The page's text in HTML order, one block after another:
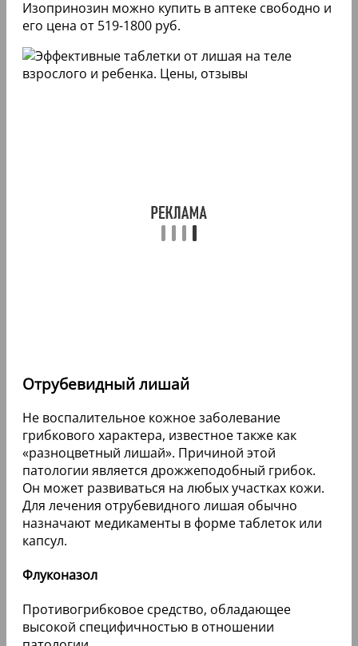
Изопринозин можно купить в аптеке свободно и
его цена от 519-1800 руб.
Отрубевидный лишай
Не воспалительное кожное заболевание
грибкового характера, известное также как
«разноцветный лишай». Причиной этой
патологии является дрожжеподобный грибок.
Он может развиваться на любых участках кожи.
Для лечения отрубевидного лишая обычно
назначают медикаменты в форме таблеток или
капсул.
Флуконазол
Противогрибковое средство, обладающее
высокой специфичностью в отношении